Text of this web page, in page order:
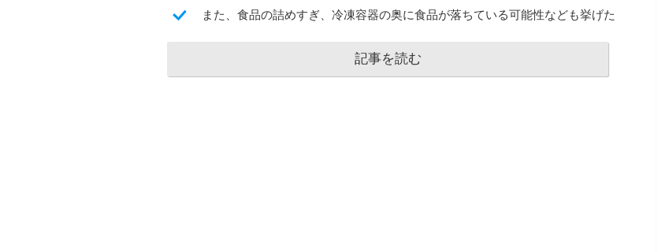
また、食品の詰めすぎ、冷凍容器の奥に食品が落ちている可能性なども挙げた
記事を読む